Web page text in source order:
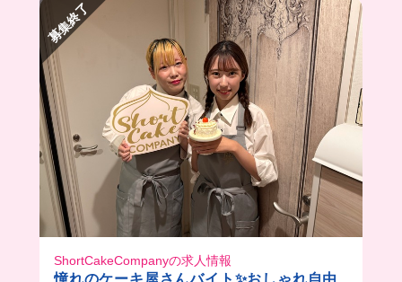
募集終了
ShortCakeCompanyの求人情報
憧れのケーキ屋さんバイト✨おしゃれ自由